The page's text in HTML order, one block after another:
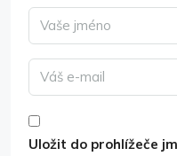
Uložit do prohlížeče